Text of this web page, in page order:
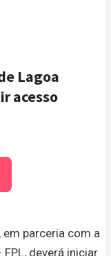
Lagoa
acesso
em parceria com a
deverá iniciar